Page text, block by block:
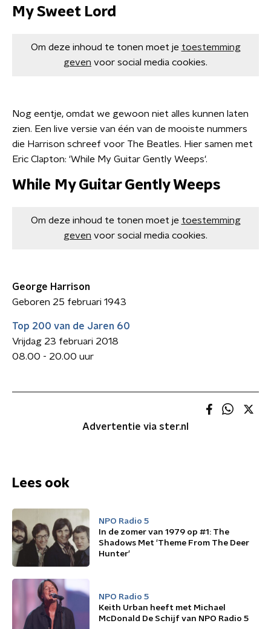
My Sweet Lord
Om deze inhoud te tonen moet je toestemming
geven voor social media cookies.
Nog eentje, omdat we gewoon niet alles kunnen laten
zien. Een live versie van één van de mooiste nummers
die Harrison schreef voor The Beatles. Hier samen met
Eric Clapton: 'While My Guitar Gently Weeps'.
While My Guitar Gently Weeps
Om deze inhoud te tonen moet je toestemming
geven voor social media cookies.
George Harrison
Geboren 25 februari 1943
Top 200 van de Jaren 60
Vrijdag 23 februari 2018
08.00 - 20.00 uur
Advertentie via ster.nl
Lees ook
NPO Radio 5
In de zomer van 1979 op #1: The
Shadows Met 'Theme From The Deer
Hunter'
NPO Radio 5
Keith Urban heeft met Michael
McDonald De Schijf van NPO Radio 5